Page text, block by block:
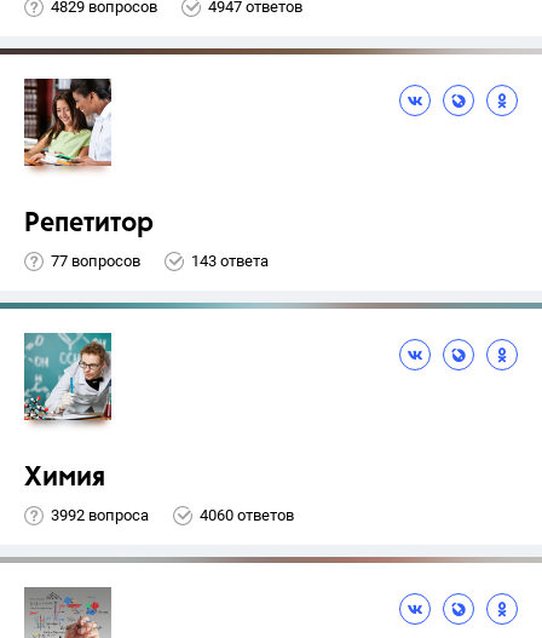
4829 вопросов 4947 ответов
Репетитор
77 вопросов 143 ответа
Химия
3992 вопроса 4060 ответов